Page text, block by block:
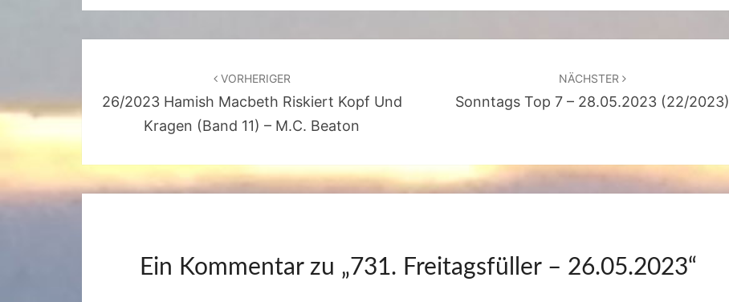
Beitragsnavigation
VORHERIGER
26/2023 Hamish Macbeth Riskiert Kopf Und
Kragen (Band 11) – M.C. Beaton
NÄCHSTER
Sonntags Top 7 – 28.05.2023 (22/2023)
Ein Kommentar zu „731. Freitagsfüller – 26.05.2023“